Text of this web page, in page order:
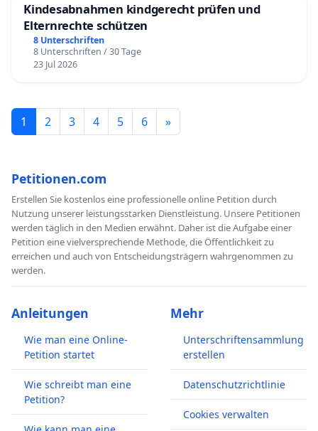
Kindesabnahmen kindgerecht prüfen und
Elternrechte schützen
8 Unterschriften
8 Unterschriften / 30 Tage
23 Jul 2026
1 2 3 4 5 6 »
Petitionen.com
Erstellen Sie kostenlos eine professionelle online Petition durch
Nutzung unserer leistungsstarken Dienstleistung. Unsere Petitionen
werden täglich in den Medien erwähnt. Daher ist die Aufgabe einer
Petition eine vielversprechende Methode, die Öffentlichkeit zu
erreichen und auch von Entscheidungsträgern wahrgenommen zu
werden.
Anleitungen
Wie man eine Online-
Petition startet
Wie schreibt man eine
Petition?
Mehr
Unterschriftensammlung
erstellen
Datenschutzrichtlinie
Cookies verwalten